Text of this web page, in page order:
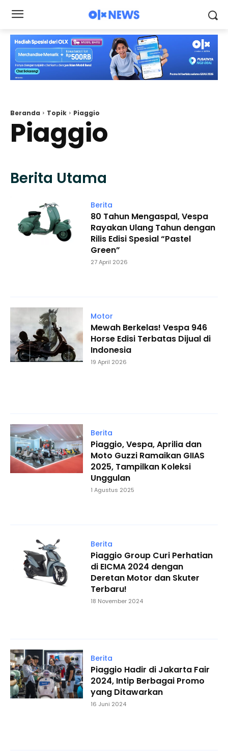
Beranda Topik Piaggio
Piaggio
Berita Utama
Berita
80 Tahun Mengaspal, Vespa
Rayakan Ulang Tahun dengan
Rilis Edisi Spesial “Pastel
Green”
27 April 2026
Motor
Mewah Berkelas! Vespa 946
Horse Edisi Terbatas Dijual di
Indonesia
19 April 2026
Berita
Piaggio, Vespa, Aprilia dan
Moto Guzzi Ramaikan GIIAS
2025, Tampilkan Koleksi
Unggulan
1 Agustus 2025
Berita
Piaggio Group Curi Perhatian
di EICMA 2024 dengan
Deretan Motor dan Skuter
Terbaru!
18 November 2024
Berita
Piaggio Hadir di Jakarta Fair
2024, Intip Berbagai Promo
yang Ditawarkan
16 Juni 2024